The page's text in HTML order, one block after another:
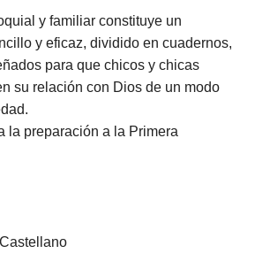
y familiar constituye un
y eficaz, dividido en cuadernos,
para que chicos y chicas
su relación con Dios de un modo
la preparación a la Primera
Castellano